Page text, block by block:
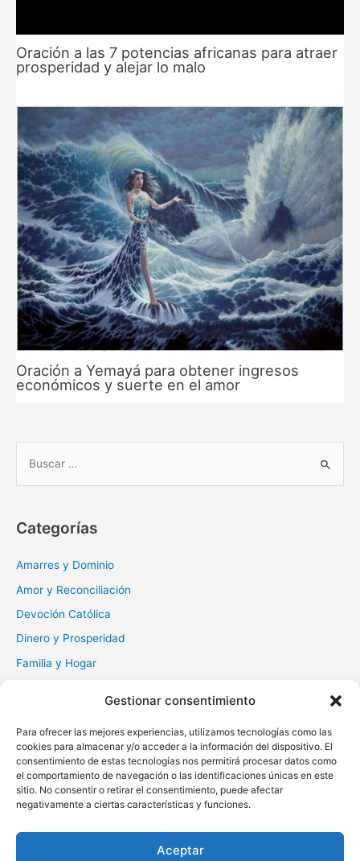
Gestionar consentimiento
Para ofrecer las mejores experiencias, utilizamos tecnologías como las
cookies para almacenar y/o acceder a la información del dispositivo. El
consentimiento de estas tecnologías nos permitirá procesar datos como
el comportamiento de navegación o las identificaciones únicas en este
sitio. No consentir o retirar el consentimiento, puede afectar
negativamente a ciertas características y funciones.
Aceptar
Oración a las 7 potencias africanas para atraer
prosperidad y alejar lo malo
Oración a Yemayá para obtener ingresos
económicos y suerte en el amor
r
Categorías
Amarres y Dominio
Amor y Reconciliación
Devoción Católica
Dinero y Prosperidad
Familia y Hogar
Muerte y Difuntos
Oraciones Diarias
Otras
Protección y Liberación
Salud y Sanación